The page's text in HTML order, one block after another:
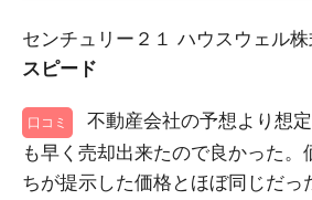
センチュリー２１ ハウスウェル
スピード
口コミ
不動産会社の予想より想
も早く売却出来たので良かった。
ちが提示した価格とほぼ同じだっ